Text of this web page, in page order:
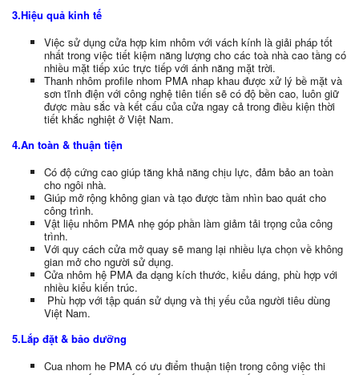
3.Hiệu quả kinh tế
Việc sử dụng cửa hợp kim nhôm với vách kính là giải pháp tốt
nhất trong việc tiết kiệm năng lượng cho các toà nhà cao tầng có
nhiều mặt tiếp xúc trực tiếp với ánh năng mặt trời.
Thanh nhôm profile nhom PMA nhap khau được xử lý bề mặt và
sơn tĩnh điện với công nghệ tiên tiến sẽ có độ bền cao, luôn giữ
được màu sắc và kết cấu của cửa ngay cả trong điều kiện thời
tiết khắc nghiệt ở Việt Nam.
4.An toàn & thuận tiện
Có độ cứng cao giúp tăng khả năng chịu lực, đảm bảo an toàn
cho ngôi nhà.
Giúp mở rộng không gian và tạo được tầm nhìn bao quát cho
công trình.
Vật liệu nhôm PMA nhẹ góp phần làm giảm tải trọng của công
trình.
Với quy cách cửa mở quay sẽ mang lại nhiều lựa chọn về không
gian mở cho người sử dụng.
Cửa nhôm hệ PMA đa dạng kích thước, kiểu dáng, phù hợp với
nhiều kiểu kiến trúc.
Phù hợp với tập quán sử dụng và thị yếu của người tiêu dùng
Việt Nam.
5.Lắp đặt & bảo dưỡng
Cua nhom he PMA có ưu điểm thuận tiện trong công việc thi